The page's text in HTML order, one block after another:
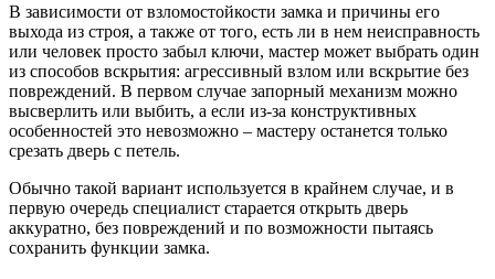
В зависимости от взломостойкости замка и причины его
выхода из строя, а также от того, есть ли в нем неисправность
или человек просто забыл ключи, мастер может выбрать один
из способов вскрытия: агрессивный взлом или вскрытие без
повреждений. В первом случае запорный механизм можно
высверлить или выбить, а если из-за конструктивных
особенностей это невозможно – мастеру останется только
срезать дверь с петель.
Обычно такой вариант используется в крайнем случае, и в
первую очередь специалист старается открыть дверь
аккуратно, без повреждений и по возможности пытаясь
сохранить функции замка.